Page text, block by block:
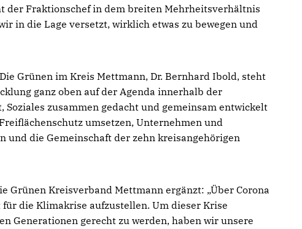
der Fraktionschef in dem breiten Mehrheitsverhältnis
in die Lage versetzt, wirklich etwas zu bewegen und
Grünen im Kreis Mettmann, Dr. Bernhard Ibold, steht
ganz oben auf der Agenda innerhalb der
zusammen gedacht und gemeinsam entwickelt
umsetzen, Unternehmen und
und die Gemeinschaft der zehn kreisangehörigen
Grünen Kreisverband Mettmann ergänzt: „Über Corona
die Klimakrise aufzustellen. Um dieser Krise
Generationen gerecht zu werden, haben wir unsere